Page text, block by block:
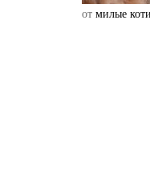
от милые